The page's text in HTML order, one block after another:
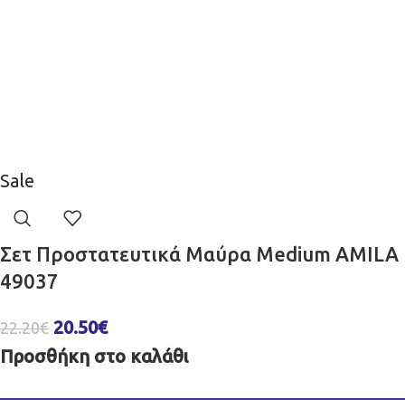
Sale
Σετ Προστατευτικά Μαύρα Medium AMILA
49037
22.20€ 20.50€
Προσθήκη στο καλάθι